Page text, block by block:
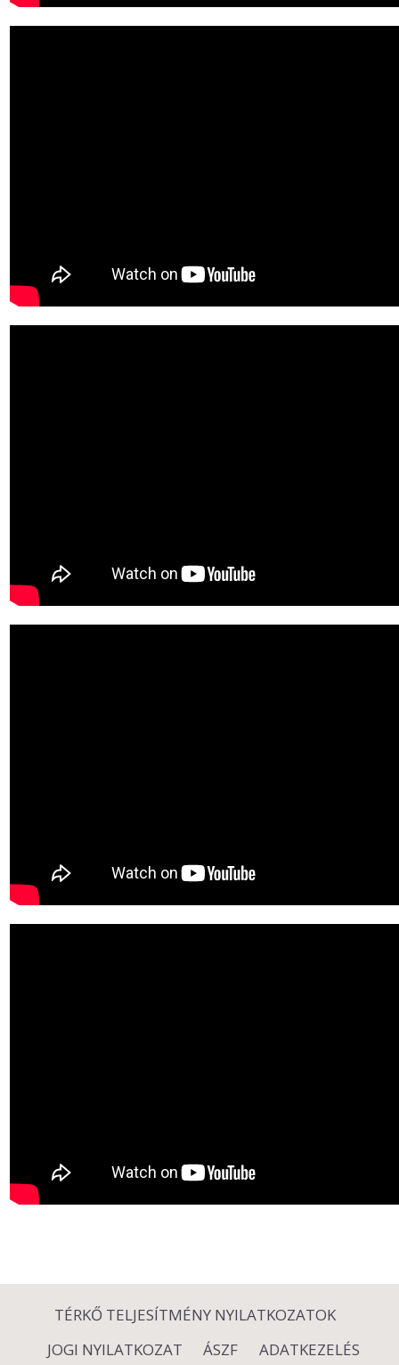
TÉRKŐ TELJESÍTMÉNY NYILATKOZATOK
JOGI NYILATKOZAT
ÁSZF ADATKEZELÉS